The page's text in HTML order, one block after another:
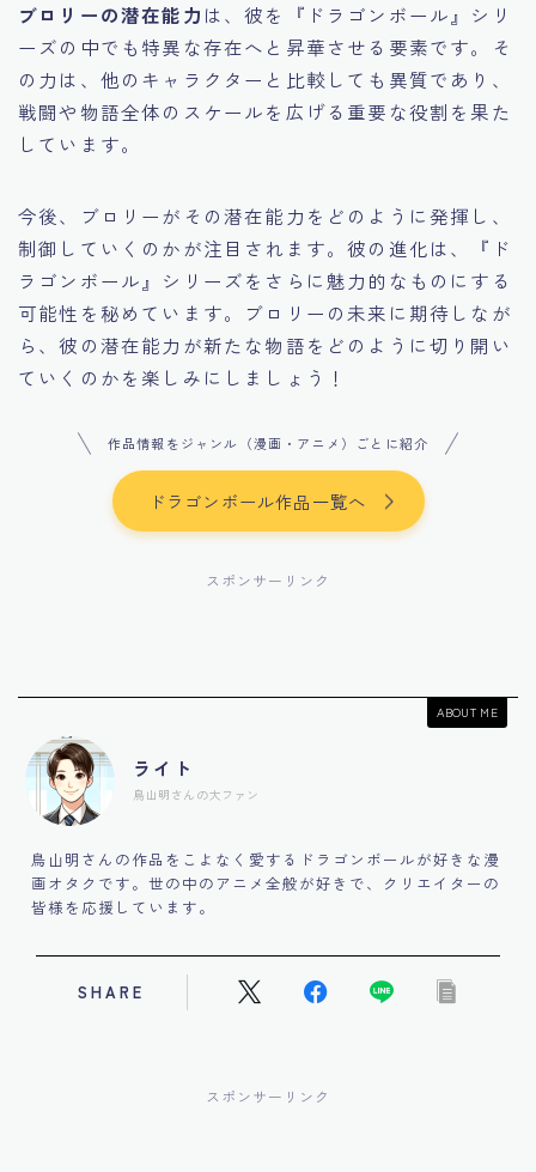
ブロリーの潜在能力 は、彼を『ドラゴンボール』シリ
ーズの中でも特異な存在へと昇華させる要素です。そ
の力は、他のキャラクターと比較しても異質であり、
戦闘や物語全体のスケールを広げる重要な役割を果た
しています。
今後、ブロリーがその潜在能力をどのように発揮し、
制御していくのかが注目されます。彼の進化は、『ド
ラゴンボール』シリーズをさらに魅力的なものにする
可能性を秘めています。ブロリーの未来に期待しなが
ら、彼の潜在能力が新たな物語をどのように切り開い
ていくのかを楽しみにしましょう！
作品情報をジャンル（漫画・アニメ）ごとに紹介
ドラゴンボール作品一覧へ
スポンサーリンク
ABOUT ME
ライト
鳥山明さんの大ファン
鳥山明さんの作品をこよなく愛するドラゴンボールが好きな漫
画オタクです。世の中のアニメ全般が好きで、クリエイターの
皆様を応援しています。
SHARE
スポンサーリンク